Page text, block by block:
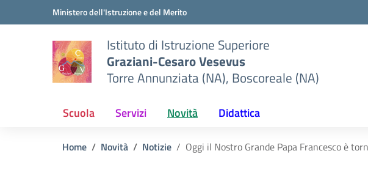
Vai ai contenuti
Vai al menu di navigazioneMinistero dell'Istruzione e del Merito
Istituto di Istruzione Superiore
Graziani-Cesaro Vesevus
Torre Annunziata (NA), Boscoreale (NA)
Scuola Servizi Novità Didattica
Home Novità Notizie Oggi il Nostro Grande Papa Francesco è